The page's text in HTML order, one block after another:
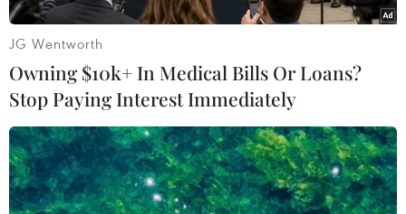
JG Wentworth
Owning $10k+ In Medical Bills Or Loans?
Stop Paying Interest Immediately